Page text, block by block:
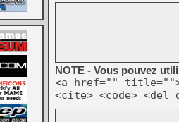
NOTE - Vous pouvez
<a href=""
<cite> <code> <del